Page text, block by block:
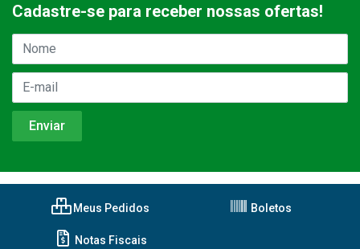
Cadastre-se para receber nossas ofertas!
Meus Pedidos Boletos
Notas Fiscais